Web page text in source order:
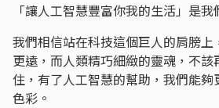
「讓人工智慧豐富你我的生活」是
我們相信站在科技這個巨人的肩膀
更遠，而人類精巧細緻的靈魂，不
住，有了人工智慧的幫助，我們能
色彩。